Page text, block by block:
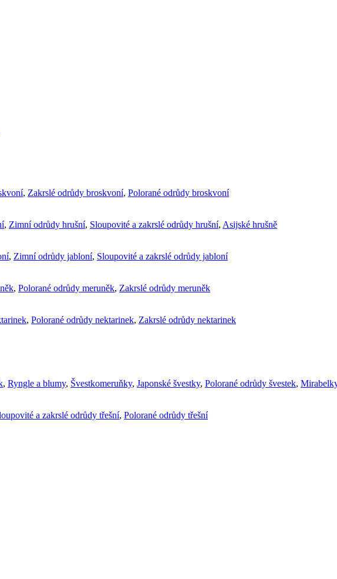
, Zakrslé odrůdy broskvoní, Polorané odrůdy broskvoní
, Zimní odrůdy hrušní, Sloupovité a zakrslé odrůdy hrušní, Asijské hrušně
, Zimní odrůdy jabloní, Sloupovité a zakrslé odrůdy jabloní
, Polorané odrůdy meruněk, Zakrslé odrůdy meruněk
, Polorané odrůdy nektarinek, Zakrslé odrůdy nektarinek
, Ryngle a blumy, Švestkomeruňky, Japonské švestky, Polorané odrůdy švestek,
a zakrslé odrůdy třešní, Polorané odrůdy třešní